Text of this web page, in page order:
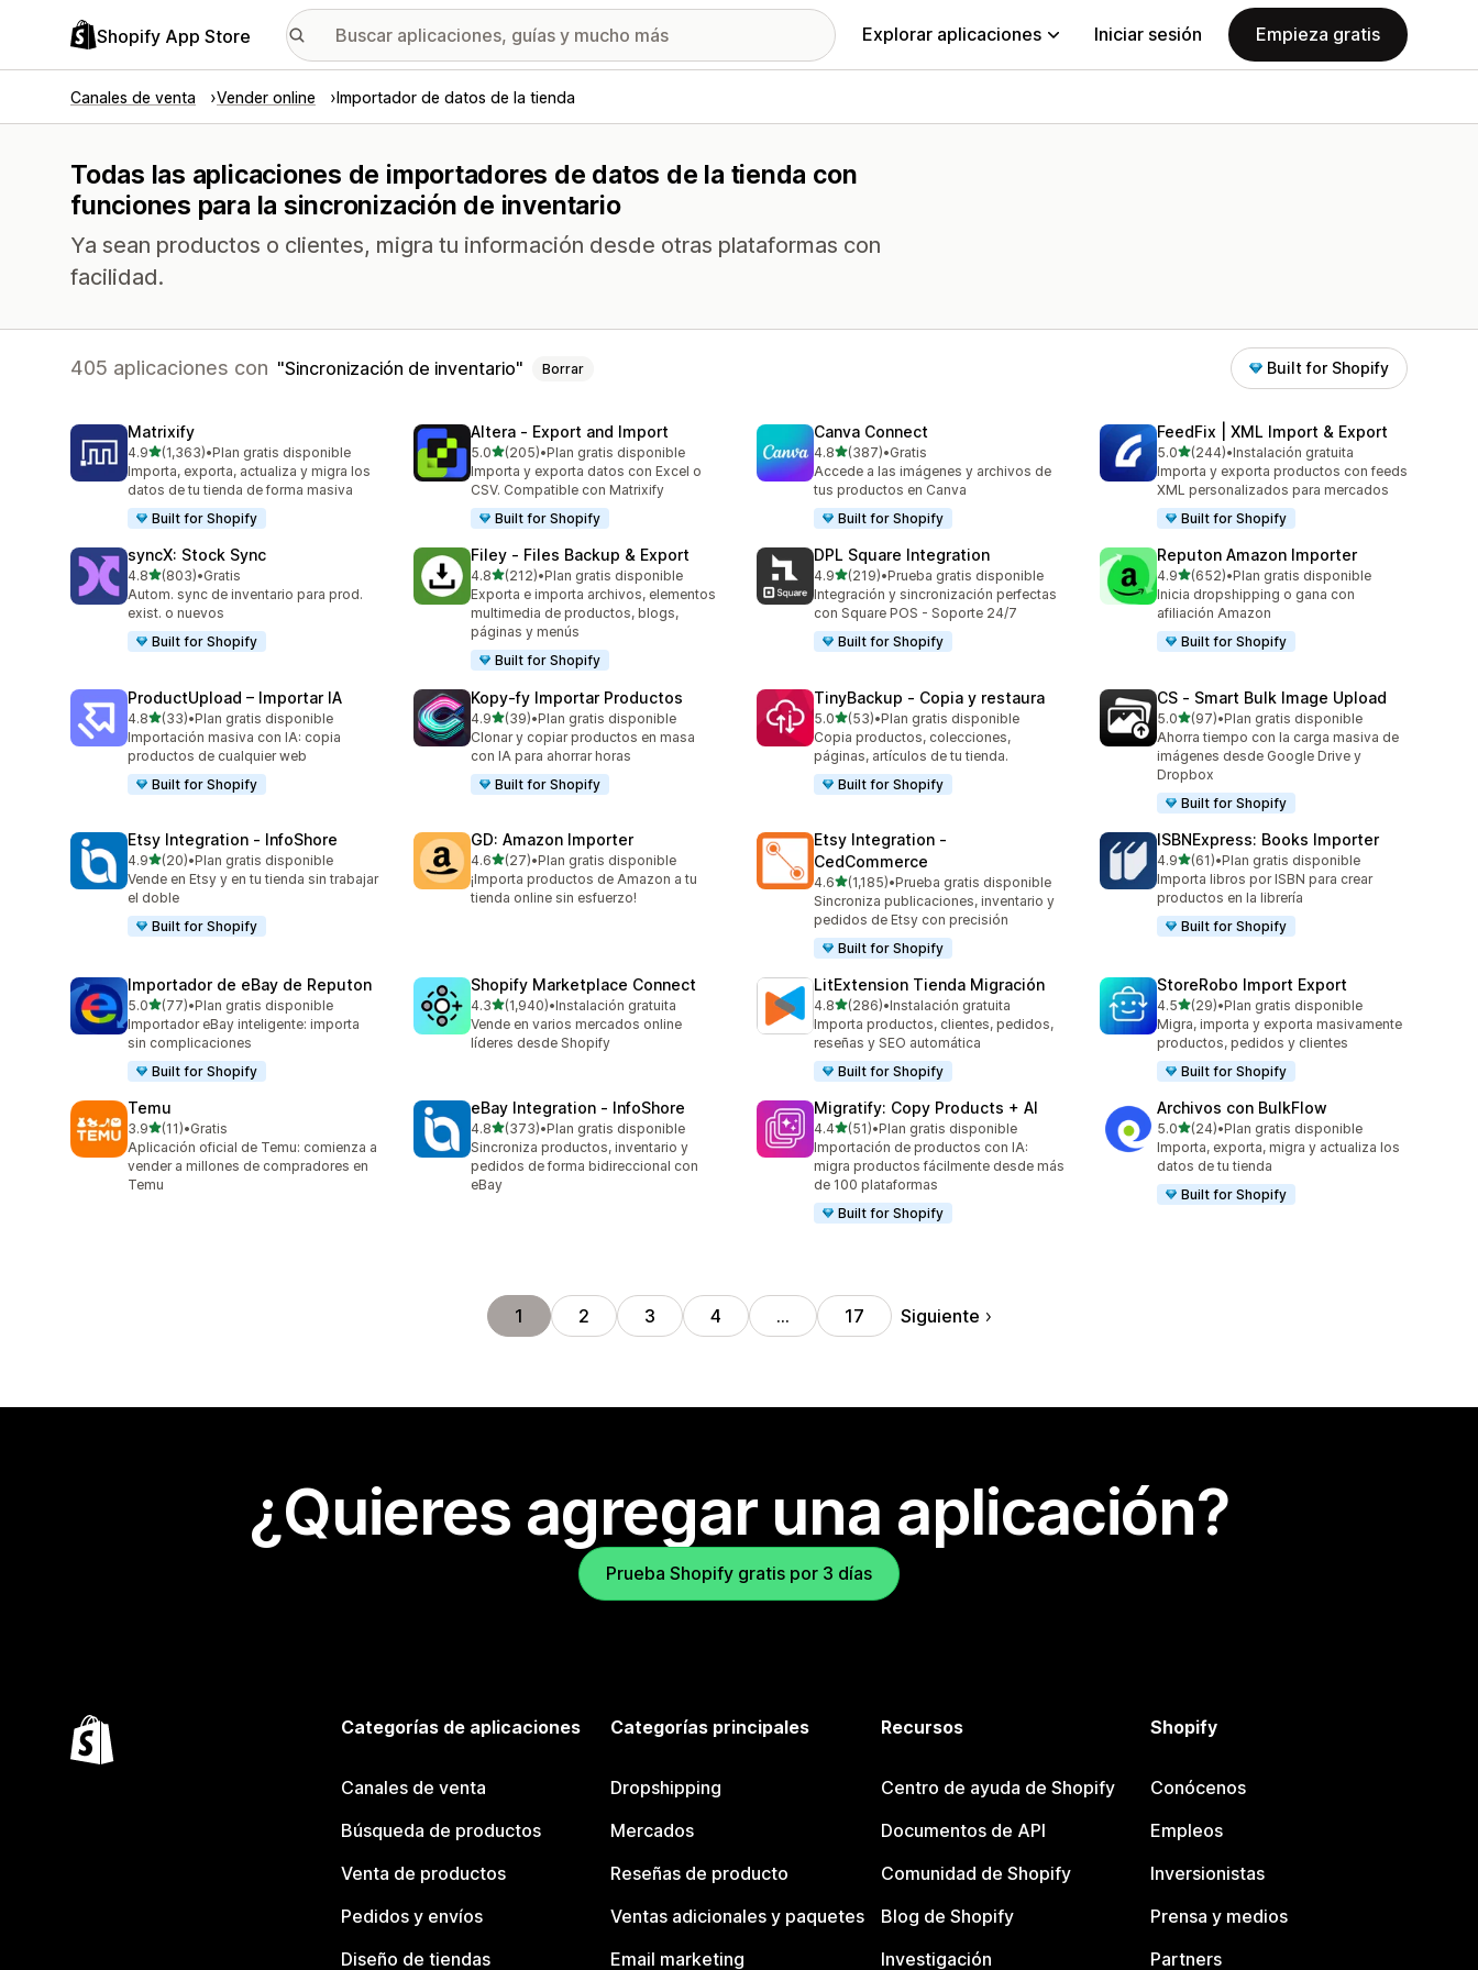
Shopify App Store Explorar aplicaciones Iniciar sesión Empieza gratis
Canales de venta Vender online Importador de datos de la tienda
Todas las aplicaciones de importadores de datos de la tienda con
funciones para la sincronización de inventario
Ya sean productos o clientes, migra tu información desde otras plataformas con
facilidad.
405 aplicaciones con Sincronización de inventario Borrar Built for Shopify
Matrixify
4.9de 5 estrellas
(1,363)
1363 reseñas en total
•Plan gratis disponible
Importa, exporta, actualiza y migra los
datos de tu tienda de forma masiva
Built for Shopify
Altera ‑ Export and Import
5.0de 5 estrellas
(205)
205 reseñas en total
•Plan gratis disponible
Importa y exporta datos con Excel o
CSV. Compatible con Matrixify
Built for Shopify
Canva Connect
4.8de 5 estrellas
(387)
387 reseñas en total
•Gratis
Accede a las imágenes y archivos de
tus productos en Canva
Built for Shopify
FeedFix | XML Import & Export
5.0de 5 estrellas
(244)
244 reseñas en total
•Instalación gratuita
Importa y exporta productos con feeds
XML personalizados para mercados
Built for Shopify
syncX: Stock Sync
4.8de 5 estrellas
(803)
803 reseñas en total
•Gratis
Autom. sync de inventario para prod.
exist. o nuevos
Built for Shopify
Filey ‑ Files Backup & Export
4.8de 5 estrellas
(212)
212 reseñas en total
•Plan gratis disponible
Exporta e importa archivos, elementos
multimedia de productos, blogs,
páginas y menús
Built for Shopify
DPL Square Integration
4.9de 5 estrellas
(219)
219 reseñas en total
•Prueba gratis disponible
Integración y sincronización perfectas
con Square POS - Soporte 24/7
Built for Shopify
Reputon Amazon Importer
4.9de 5 estrellas
(652)
652 reseñas en total
•Plan gratis disponible
Inicia dropshipping o gana con
afiliación Amazon
Built for Shopify
ProductUpload – Importar IA
4.8de 5 estrellas
(33)
33 reseñas en total
•Plan gratis disponible
Importación masiva con IA: copia
productos de cualquier web
Built for Shopify
Kopy‑fy Importar Productos
4.9de 5 estrellas
(39)
39 reseñas en total
•Plan gratis disponible
Clonar y copiar productos en masa
con IA para ahorrar horas
Built for Shopify
TinyBackup ‑ Copia y restaura
5.0de 5 estrellas
(53)
53 reseñas en total
•Plan gratis disponible
Copia productos, colecciones,
páginas, artículos de tu tienda.
Built for Shopify
CS ‑ Smart Bulk Image Upload
5.0de 5 estrellas
(97)
97 reseñas en total
•Plan gratis disponible
Ahorra tiempo con la carga masiva de
imágenes desde Google Drive y
Dropbox
Built for Shopify
Etsy Integration ‑ InfoShore
4.9de 5 estrellas
(20)
20 reseñas en total
•Plan gratis disponible
Vende en Etsy y en tu tienda sin trabajar
el doble
Built for Shopify
GD: Amazon Importer
4.6de 5 estrellas
(27)
27 reseñas en total
•Plan gratis disponible
¡Importa productos de Amazon a tu
tienda online sin esfuerzo!
Etsy Integration ‑
CedCommerce
4.6de 5 estrellas
(1,185)
1185 reseñas en total
•Prueba gratis disponible
Sincroniza publicaciones, inventario y
pedidos de Etsy con precisión
Built for Shopify
ISBNExpress: Books Importer
4.9de 5 estrellas
(61)
61 reseñas en total
•Plan gratis disponible
Importa libros por ISBN para crear
productos en la librería
Built for Shopify
Importador de eBay de Reputon
5.0de 5 estrellas
(77)
77 reseñas en total
•Plan gratis disponible
Importador eBay inteligente: importa
sin complicaciones
Built for Shopify
Shopify Marketplace Connect
4.3de 5 estrellas
(1,940)
1940 reseñas en total
•Instalación gratuita
Vende en varios mercados online
líderes desde Shopify
LitExtension Tienda Migración
4.8de 5 estrellas
(286)
286 reseñas en total
•Instalación gratuita
Importa productos, clientes, pedidos,
reseñas y SEO automática
Built for Shopify
StoreRobo Import Export
4.5de 5 estrellas
(29)
29 reseñas en total
•Plan gratis disponible
Migra, importa y exporta masivamente
productos, pedidos y clientes
Built for Shopify
Temu
3.9de 5 estrellas
(11)
11 reseñas en total
•Gratis
Aplicación oficial de Temu: comienza a
vender a millones de compradores en
Temu
eBay Integration ‑ InfoShore
4.8de 5 estrellas
(373)
373 reseñas en total
•Plan gratis disponible
Sincroniza productos, inventario y
pedidos de forma bidireccional con
eBay
Migratify: Copy Products + AI
4.4de 5 estrellas
(51)
51 reseñas en total
•Plan gratis disponible
Importación de productos con IA:
migra productos fácilmente desde más
de 100 plataformas
Built for Shopify
Archivos con BulkFlow
5.0de 5 estrellas
(24)
24 reseñas en total
•Plan gratis disponible
Importa, exporta, migra y actualiza los
datos de tu tienda
Built for Shopify
1 2 3 4 … 17 Siguiente
¿Quieres agregar una aplicación?
Prueba Shopify gratis por 3 días
Categorías de aplicaciones
Canales de venta
Búsqueda de productos
Venta de productos
Pedidos y envíos
Diseño de tiendas
Categorías principales
Dropshipping
Mercados
Reseñas de producto
Ventas adicionales y paquetes
Email marketing
Recursos
Centro de ayuda de Shopify
Documentos de API
Comunidad de Shopify
Blog de Shopify
Investigación
Shopify
Conócenos
Empleos
Inversionistas
Prensa y medios
Partners